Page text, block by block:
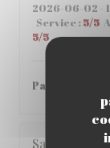
2026-06-02 -
Service :5/5
5/5
Parfait ,
Sabria